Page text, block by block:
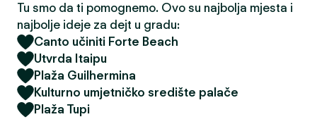
Tu smo da ti pomognemo. Ovo su najbolja mjesta i
najbolje ideje za dejt u gradu:
Canto učiniti Forte Beach
Utvrda Itaipu
Plaža Guilhermina
Kulturno umjetničko središte palače
Plaža Tupi